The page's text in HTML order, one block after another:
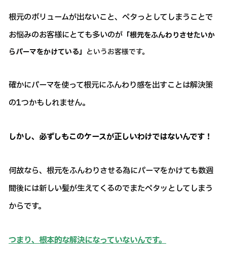
根元のボリュームが出ないこと、ペタっとしてしまうことで
お悩みのお客様にとても多いのが 「根元をふんわりさせたいか
らパーマをかけている」 というお客様です。
確かにパーマを使って根元にふんわり感を出すことは解決策
の1つかもしれません。
しかし、必ずしもこのケースが正しいわけではないんです！
何故なら、根元をふんわりさせる為にパーマをかけても数週
間後には新しい髪が生えてくるのでまたペタッとしてしまう
からです。
つまり、根本的な解決になっていないんです。